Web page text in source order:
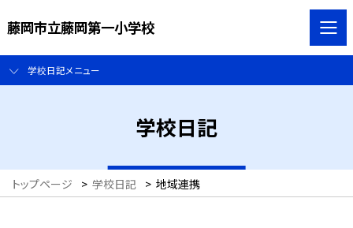
藤岡市立藤岡第一小学校
学校日記メニュー
学校日記
トップページ > 学校日記 > 地域連携